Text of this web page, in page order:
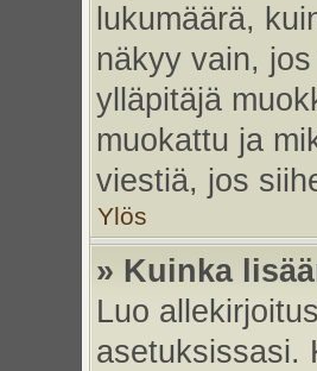
lukumäärä,
näkyy vain,
ylläpitäjä
muokattu ja
viestiä, jos
Ylös
» Kuinka
Luo
asetuksissasi.